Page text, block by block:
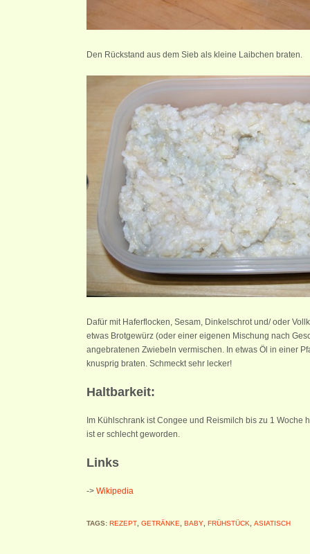
Den Rückstand aus dem Sieb als kleine Laibchen braten.
Dafür mit Haferflocken, Sesam, Dinkelschrot und/ oder
etwas Brotgewürz (oder einer eigenen Mischung nach
angebratenen Zwiebeln vermischen. In etwas Öl in einer
knusprig braten. Schmeckt sehr lecker!
Haltbarkeit:
Im Kühlschrank ist Congee und Reismilch bis zu 1 Woche
ist er schlecht geworden.
Links
-> Wikipedia
TAGS: REZEPT GETRÄNKE BABY FRÜHSTÜCK ASIATISCH